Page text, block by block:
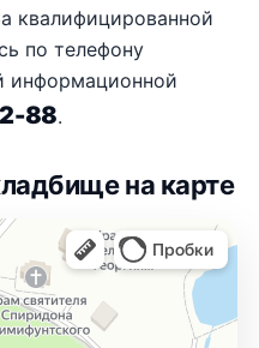
квалифицированной
по телефону
информационной
88.
на карте